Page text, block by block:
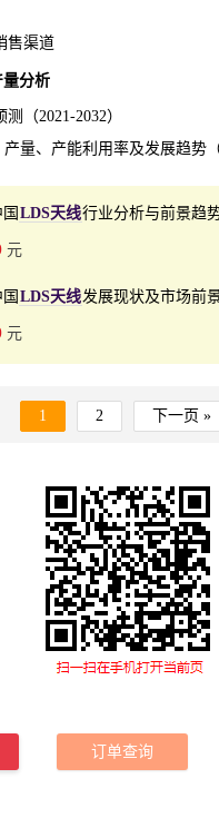
售渠道
分析
（2021-2032）
产能利用率及发展趋势（
LDS天线行业分析与前景趋
元
LDS天线发展现状及市场前
元
1 2 下一页 »
订单查询